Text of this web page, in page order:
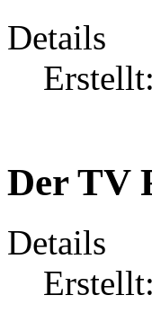
Details
Der TV
Details